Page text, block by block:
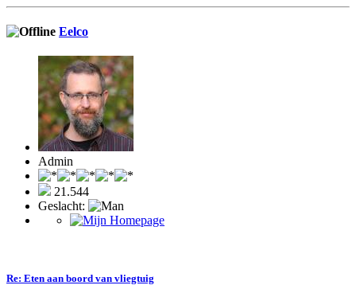
Eelco
Admin
21.544
Geslacht:
Re: Eten aan boord van vliegtuig